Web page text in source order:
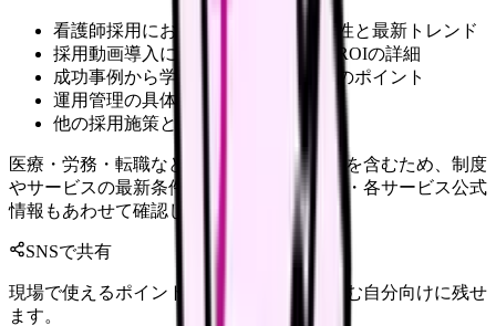
看護師採用における動画活用の重要性と最新トレンド
採用動画導入による具体的な効果とROIの詳細
成功事例から学ぶ効果的な動画制作のポイント
運用管理の具体的な方法と評価指標
他の採用施策との効果的な連携方法
医療・労務・転職など判断に影響する内容を含むため、制度
やサービスの最新条件は公的機関・勤務先・各サービス公式
情報もあわせて確認してください。
SNSで共有
現場で使えるポイントを、同僚やあとで読む自分向けに残せ
ます。